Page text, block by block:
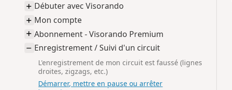
Débuter avec Visorando
Mon compte
Abonnement - Visorando Premium
Enregistrement / Suivi d'un circuit
L'enregistrement de mon circuit est faussé (lignes
droites, zigzags, etc.)
Démarrer, mettre en pause ou arrêter